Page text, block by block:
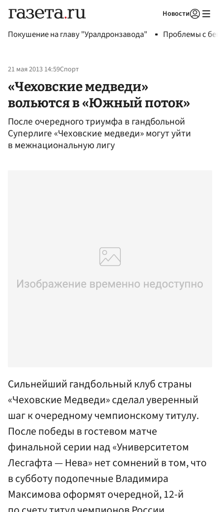
Новости
Покушение на главу "Уралдронзавода" Проблемы с
21 мая 2013 14:59Спорт
«Чеховские медведи»
вольются в «Южный поток»
После очередного триумфа в гандбольной
Суперлиге «Чеховские медведи» могут уйти
в межнациональную лигу
Сильнейший гандбольный клуб страны
«Чеховские Медведи» сделал уверенный
шаг к очередному чемпионскому титулу.
После победы в гостевом матче
финальной серии над «Университетом
Лесгафта — Нева» нет сомнений в том, что
в субботу подопечные Владимира
Максимова оформят очередной, 12-й